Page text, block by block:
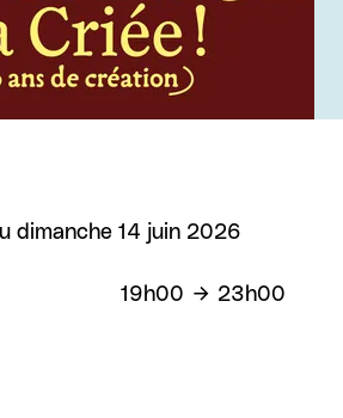
dimanche 14 juin 2026
19h00 23h00